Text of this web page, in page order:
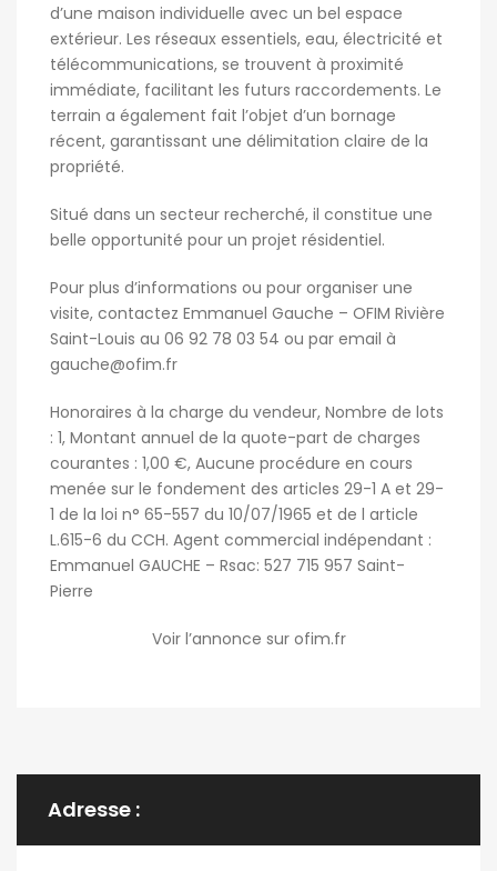
d’une maison individuelle avec un bel espace
extérieur. Les réseaux essentiels, eau, électricité et
télécommunications, se trouvent à proximité
immédiate, facilitant les futurs raccordements. Le
terrain a également fait l’objet d’un bornage
récent, garantissant une délimitation claire de la
propriété.
Situé dans un secteur recherché, il constitue une
belle opportunité pour un projet résidentiel.
Pour plus d’informations ou pour organiser une
visite, contactez Emmanuel Gauche – OFIM Rivière
Saint-Louis au 06 92 78 03 54 ou par email à
gauche@ofim.fr
Honoraires à la charge du vendeur, Nombre de lots
: 1, Montant annuel de la quote-part de charges
courantes : 1,00 €, Aucune procédure en cours
menée sur le fondement des articles 29-1 A et 29-
1 de la loi n° 65-557 du 10/07/1965 et de l article
L.615-6 du CCH. Agent commercial indépendant :
Emmanuel GAUCHE – Rsac: 527 715 957 Saint-
Pierre
Voir l’annonce sur ofim.fr
Adresse :